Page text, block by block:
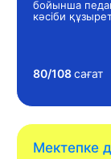
бойынша
кәсіби
80/108сағат
Мектепке